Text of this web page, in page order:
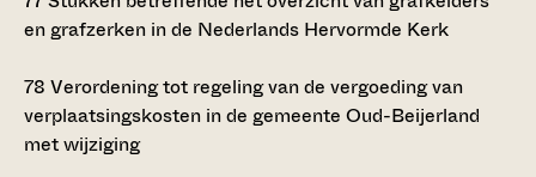
en grafzerken in de Nederlands Hervormde Kerk
78 Verordening tot regeling van de vergoeding van
verplaatsingskosten in de gemeente Oud-Beijerland
met wijziging